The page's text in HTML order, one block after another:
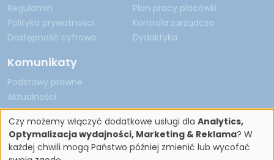
Regulamin
Polityka prywatności
Dostępność cyfrowa
Plan pracy placówki
Kontrola zarządcza
Dydaktyka
Komunikaty
Podstawy prawne
Aktualności
Copyright by Nadzór Pedagogiczny 2026
Czy możemy włączyć dodatkowe usługi dla Analytics,
Optymalizacja wydajności, Marketing & Reklama? W
każdej chwili mogą Państwo później zmienić lub wycofać